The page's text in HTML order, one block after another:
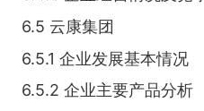
6.5 云康集团
6.5.1 企业发展基本情况
6.5.2 企业主要产品分析